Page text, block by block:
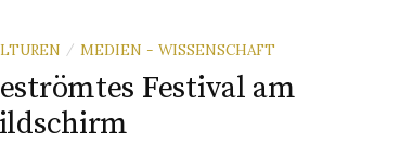
/ MEDIEN - WISSENSCHAFT
Festival am